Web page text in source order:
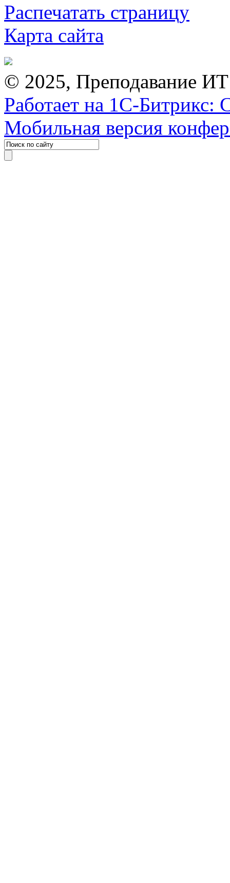
Распечатать страницу
Карта сайта
© 2025, Преподавание
Работает на 1С-Битрикс:
Мобильная версия